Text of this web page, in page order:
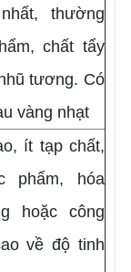
thường
chất tẩy
tương. Có
vàng nhạt
ít tạp chất,
phẩm, hóa
hoặc công
về độ tinh